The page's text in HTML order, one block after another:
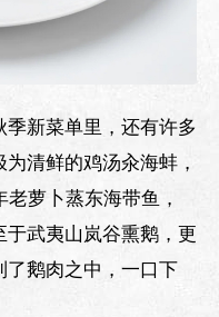
新菜单里，还有许多
清鲜的鸡汤汆海蚌，
萝卜蒸东海带鱼，
于武夷山岚谷熏鹅，更
了鹅肉之中，一口下